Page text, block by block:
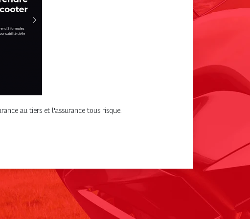
au tiers et l'assurance tous risque.